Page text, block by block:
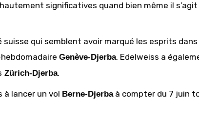
significatives quand bien même il
qui semblent avoir marqué les esprits dans
Genève-Djerba. Edelweiss a
Zürich-Djerba.
à lancer un vol Berne-Djerbaà compter du 7 juin